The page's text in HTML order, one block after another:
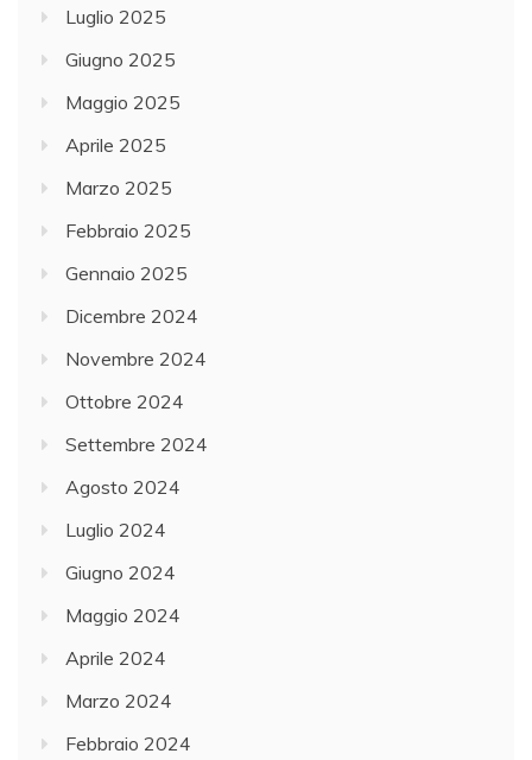
Luglio 2025
Giugno 2025
Maggio 2025
Aprile 2025
Marzo 2025
Febbraio 2025
Gennaio 2025
Dicembre 2024
Novembre 2024
Ottobre 2024
Settembre 2024
Agosto 2024
Luglio 2024
Giugno 2024
Maggio 2024
Aprile 2024
Marzo 2024
Febbraio 2024